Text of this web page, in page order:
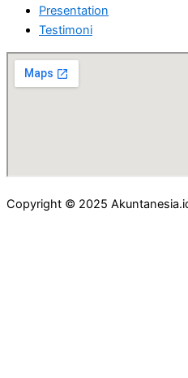
Presentation
Testimoni
Copyright © 2025